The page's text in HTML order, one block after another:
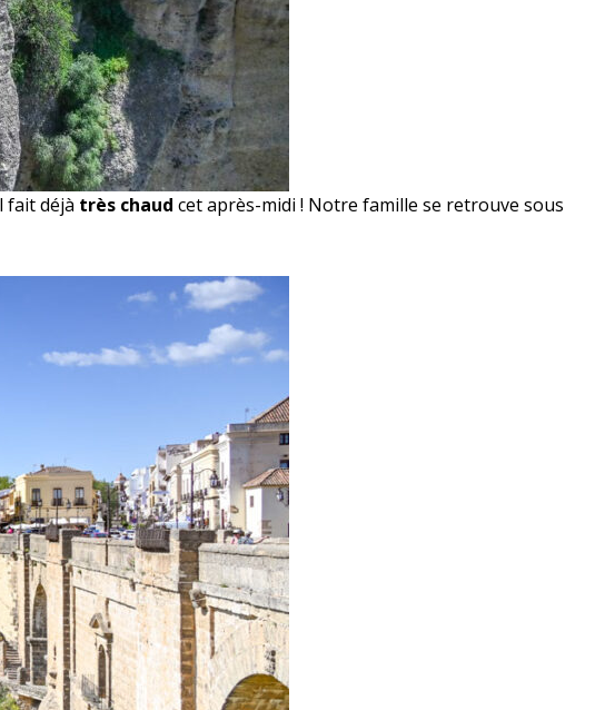
fait déjà très chaud cet après-midi ! Notre famille se retrouve sous